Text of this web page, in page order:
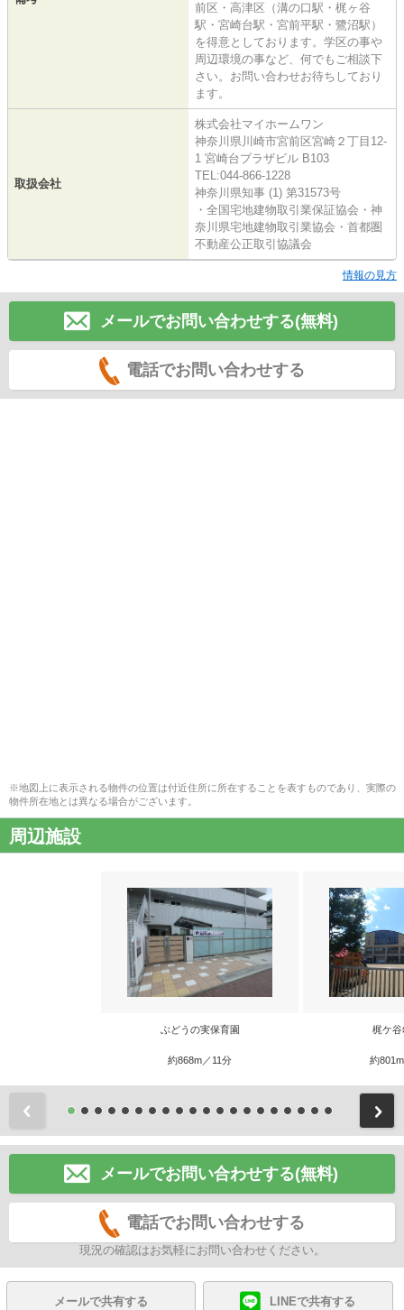
前区・高津区（溝の口駅・梶ヶ谷
駅・宮崎台駅・宮前平駅・鷺沼駅）
を得意としております。学区の事や
周辺環境の事など、何でもご相談下
さい。お問い合わせお待ちしており
ます。
取扱会社
株式会社マイホームワン
神奈川県川崎市宮前区宮崎２丁目12-
1 宮崎台プラザビル B103
TEL:044-866-1228
神奈川県知事 (1) 第31573号
・全国宅地建物取引業保証協会・神
奈川県宅地建物取引業協会・首都圏
不動産公正取引協議会
情報の見方
メールでお問い合わせする(無料)
電話でお問い合わせする
※地図上に表示される物件の位置は付近住所に所在することを表すものであり、実際の
物件所在地とは異なる場合がございます。
周辺施設
ぶどうの実保育園
約868m／11分
梶ケ谷
約
メールでお問い合わせする(無料)
電話でお問い合わせする
現況の確認はお気軽にお問い合わせください。
メールで共有する LINEで共有する